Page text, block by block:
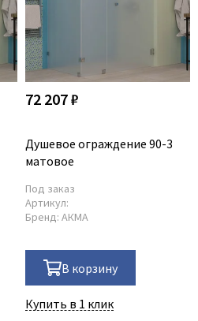
72 207 ₽
Душевое ограждение 90-3
матовое
Под заказ
Артикул:
Бренд: АКМА
В корзину
Купить в 1 клик